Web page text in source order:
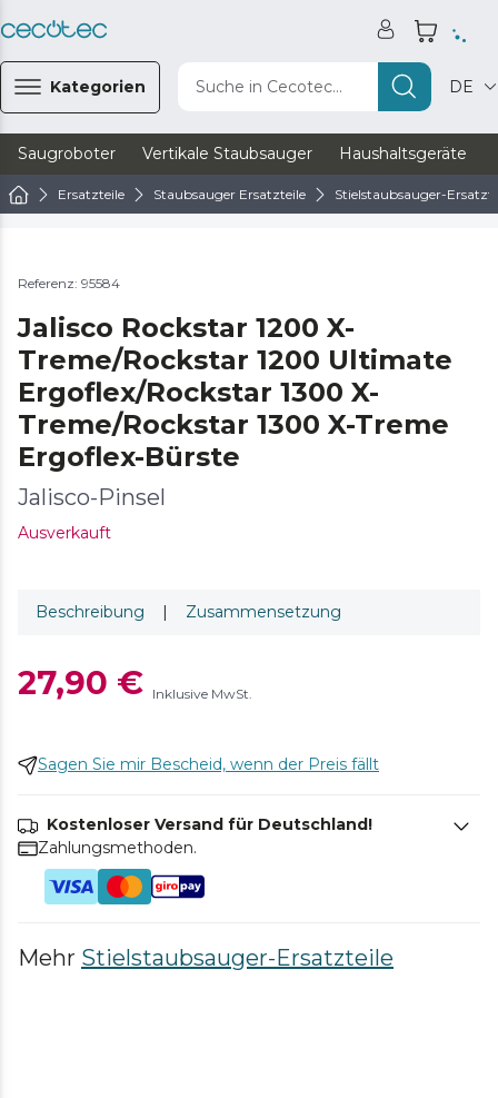
Kategorien Suche in Cecotec... DE
Saugroboter Vertikale Staubsauger Haushaltsgeräte
Ersatzteile Staubsauger Ersatzteile Stielstaubsauger-
Referenz: 95584
Jalisco Rockstar 1200 X-
Treme/Rockstar 1200 Ultimate
Ergoflex/Rockstar 1300 X-
Treme/Rockstar 1300 X-Treme
Ergoflex-Bürste
Jalisco-Pinsel
Ausverkauft
Beschreibung | Zusammensetzung
27,90 € Inklusive MwSt.
Sagen Sie mir Bescheid, wenn der Preis fällt
Kostenloser Versand für Deutschland!
Zahlungsmethoden.
Mehr Stielstaubsauger-Ersatzteile